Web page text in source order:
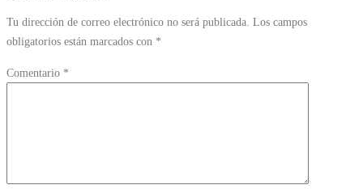
Tu dirección de correo electrónico no será publicada. Los campos
obligatorios están marcados con *
Comentario *